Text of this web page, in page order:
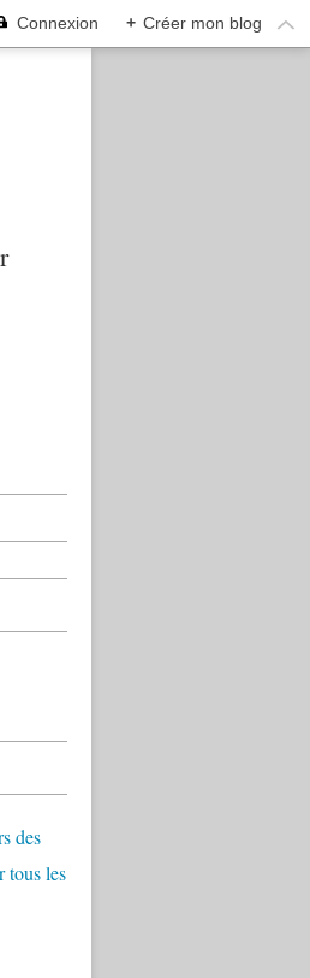
Connexion + Créer mon blog
des
tous les